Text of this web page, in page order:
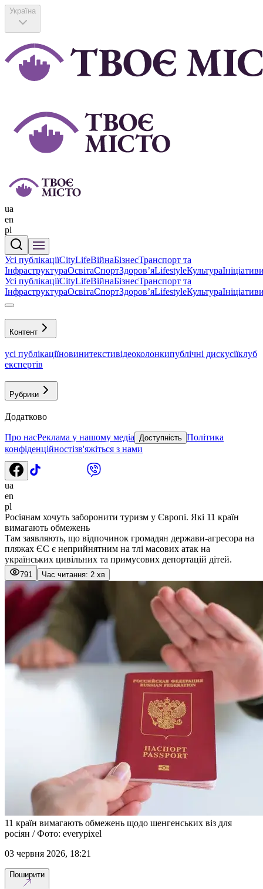
Україна
ua
en
pl
Усі публікаціїCityLifeВійнаБізнесТранспорт та
ІнфраструктураОсвітаСпортЗдоровʼяLifestyleКультура
Усі публікаціїCityLifeВійнаБізнесТранспорт та
ІнфраструктураОсвітаСпортЗдоровʼяLifestyleКультура
Контент
усі публікаціїновинитекстивідеоколонкипублічні дискусіїклуб
експертів
Рубрики
Додатково
Про насРеклама у нашому медіа Доступність Політика
конфіденційностізв'яжіться з нами
ua
en
pl
Росіянам хочуть заборонити туризм у Європі. Які 11 країн
вимагають обмежень
Там заявляють, що відпочинок громадян держави-агресора на
пляжах ЄС є неприйнятним на тлі масових атак на
українських цивільних та примусових депортацій дітей.
791 Час читання: 2 хв
11 країн вимагають обмежень щодо шенгенських віз для
росіян / Фото: everypixel
03 червня 2026, 18:21
Поширити